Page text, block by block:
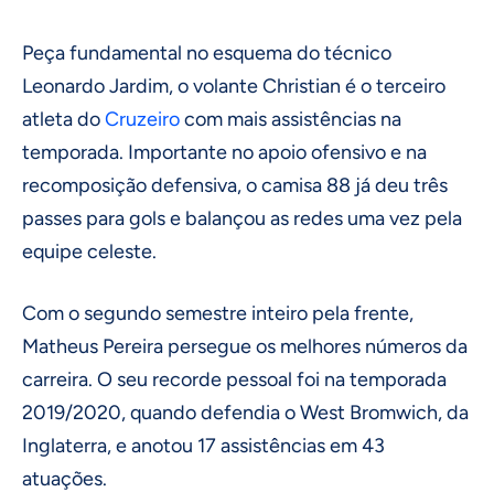
Peça fundamental no esquema do técnico
Leonardo Jardim, o volante Christian é o terceiro
atleta doCruzeirocom mais assistências na
temporada. Importante no apoio ofensivo e na
recomposição defensiva, o camisa 88 já deu três
passes para gols e balançou as redes uma vez pela
equipe celeste.
Com o segundo semestre inteiro pela frente,
Matheus Pereira persegue os melhores números da
carreira. O seu recorde pessoal foi na temporada
2019/2020, quando defendia o West Bromwich, da
Inglaterra, e anotou 17 assistências em 43
atuações.